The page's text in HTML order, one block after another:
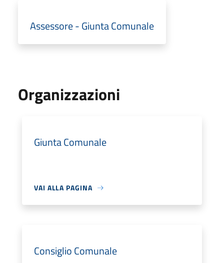
Assessore - Giunta Comunale
Organizzazioni
Giunta Comunale
VAI ALLA PAGINA
Consiglio Comunale